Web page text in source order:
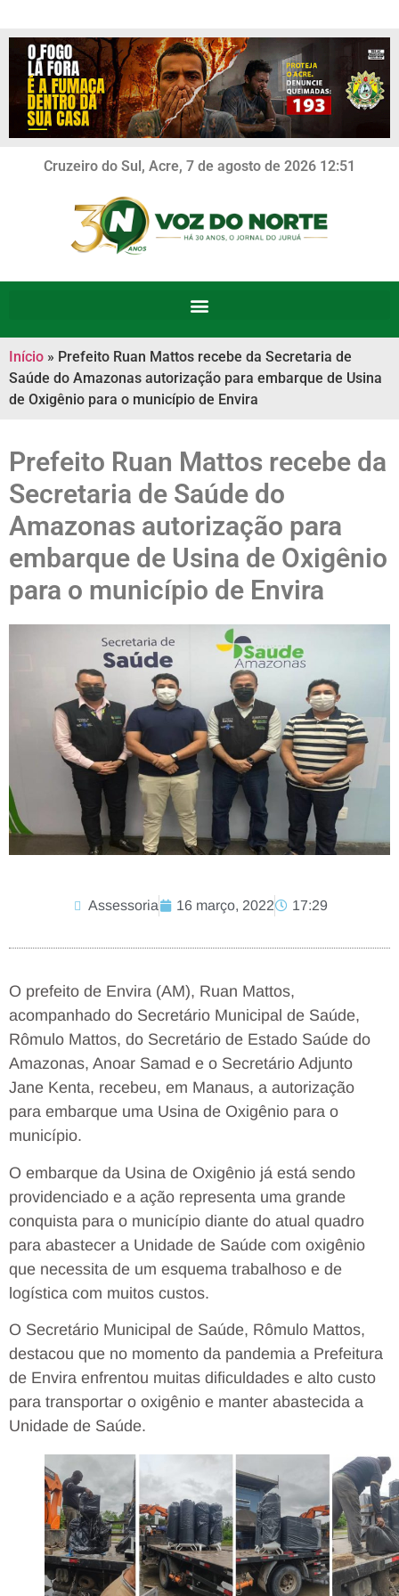
Cruzeiro do Sul, Acre, 7 de agosto de 2026 12:51
Início » Prefeito Ruan Mattos recebe da Secretaria de
Saúde do Amazonas autorização para embarque de Usina
de Oxigênio para o município de Envira
Prefeito Ruan Mattos recebe da
Secretaria de Saúde do
Amazonas autorização para
embarque de Usina de Oxigênio
para o município de Envira
Assessoria 16 março, 2022 17:29
O prefeito de Envira (AM), Ruan Mattos,
acompanhado do Secretário Municipal de Saúde,
Rômulo Mattos, do Secretário de Estado Saúde do
Amazonas, Anoar Samad e o Secretário Adjunto
Jane Kenta, recebeu, em Manaus, a autorização
para embarque uma Usina de Oxigênio para o
município.
O embarque da Usina de Oxigênio já está sendo
providenciado e a ação representa uma grande
conquista para o município diante do atual quadro
para abastecer a Unidade de Saúde com oxigênio
que necessita de um esquema trabalhoso e de
logística com muitos custos.
O Secretário Municipal de Saúde, Rômulo Mattos,
destacou que no momento da pandemia a Prefeitura
de Envira enfrentou muitas dificuldades e alto custo
para transportar o oxigênio e manter abastecida a
Unidade de Saúde.